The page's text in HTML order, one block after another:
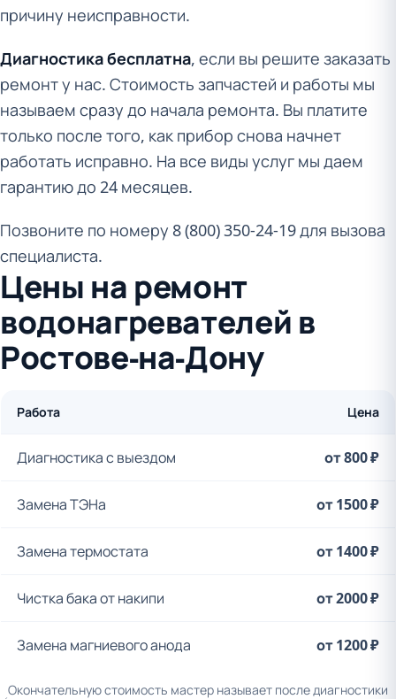
причину неисправности.
Диагностика бесплатна, если вы решите заказать
ремонт у нас. Стоимость запчастей и работы мы
называем сразу до начала ремонта. Вы платите
только после того, как прибор снова начнет
работать исправно. На все виды услуг мы даем
гарантию до 24 месяцев.
Позвоните по номеру 8 (800) 350-24-19 для вызова
специалиста.
Цены на ремонт
водонагревателей в
Ростове-на-Дону
Работа Цена
Диагностика с выездом от 800 ₽
Замена ТЭНа от 1500 ₽
Замена термостата от 1400 ₽
Чистка бака от накипи от 2000 ₽
Замена магниевого анода от 1200 ₽
Окончательную стоимость мастер называет после диагностики